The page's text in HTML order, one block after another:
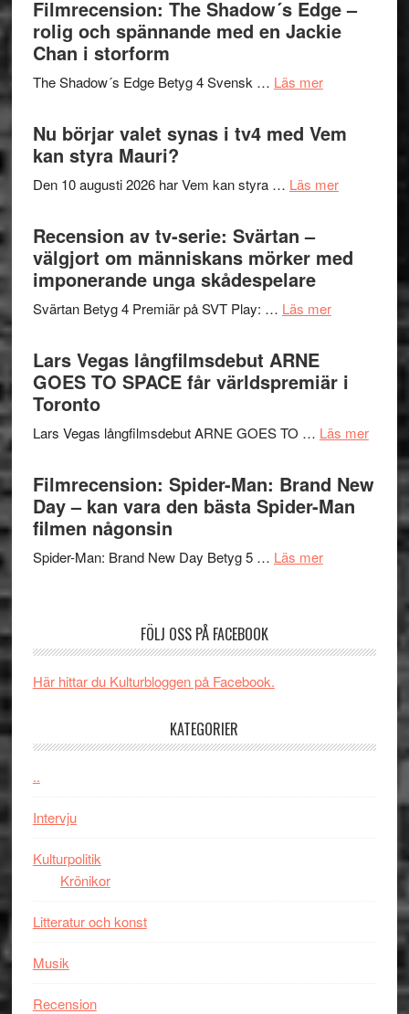
Pöntinen
avslutar
in
till
och
Filmrecension: The Shadow´s Edge –
rolig och spännande med en Jackie
Chan i storform
The Shadow´s Edge Betyg 4 Svensk … Läs merom
Shadow
Edge
och
en
i
Nu börjar valet synas i tv4 med Vem
kan styra Mauri?
Den 10 augusti 2026 har Vem kan styra … Läs merom
valet
synas
kan
Recension av tv-serie: Svärtan –
välgjort om människans mörker med
imponerande unga skådespelare
Svärtan Betyg 4 Premiär på SVT Play: … Läs merom
tv-
serie:
–
om
människans
Lars Vegas långfilmsdebut ARNE
GOES TO SPACE får världspremiär i
Toronto
Lars Vegas långfilmsdebut ARNE GOES TO … Läs merom
Vegas
ARNE
GOES
i
Filmrecension: Spider-Man: Brand New
Day – kan vara den bästa Spider-Man
filmen någonsin
Spider-Man: Brand New Day Betyg 5 … Läs merom
vara
FÖLJ OSS PÅ FACEBOOK
Här hittar du Kulturbloggen på Facebook.
KATEGORIER
..
Intervju
Kulturpolitik
Krönikor
Litteratur och konst
Musik
Recension